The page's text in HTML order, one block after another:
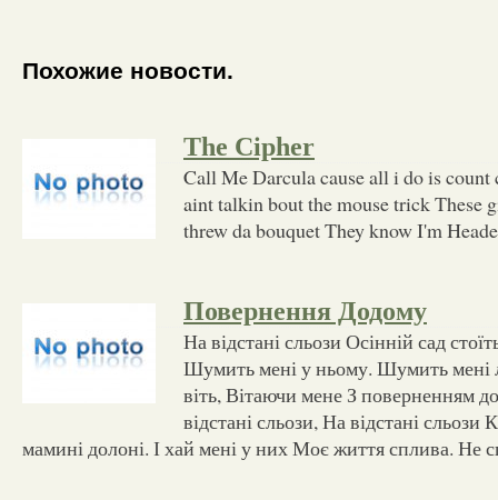
Похожие новости.
The Cipher
Call Me Darcula cause all i do is
aint talkin bout the mouse trick These
threw da bouquet They know I'm
Повернення Додому
На відстані сльози Осінній сад
Шумить мені у ньому. Шумить мені
віть, Вітаючи мене З поверненням
відстані сльози, На відстані
мамині долоні. І хай мені у них Моє життя сплива. Не